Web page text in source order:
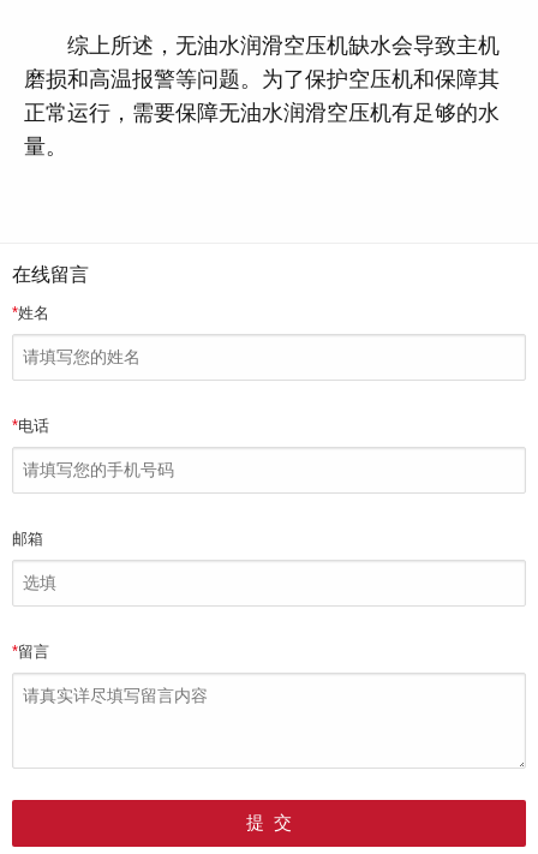
综上所述，无油水润滑空压机缺水会导致主机
磨损和高温报警等问题。为了保护空压机和保障其
正常运行，需要保障无油水润滑空压机有足够的水
量。
在线留言
*姓名
*电话
邮箱
*留言